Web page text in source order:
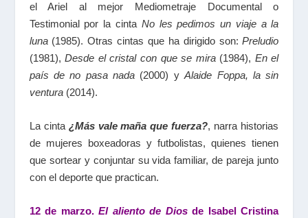
el Ariel al mejor Mediometraje Documental o
Testimonial por la cinta No les pedimos un viaje a la
luna(1985). Otras cintas que ha dirigido son:Preludio
(1981),Desde el cristal con que se mira(1984), En el
país de no pasa nada (2000) yAlaide Foppa, la sin
ventura(2014).
La cinta ¿Más vale maña que fuerza?, narra historias
de mujeres boxeadoras y futbolistas, quienes tienen
que sortear y conjuntar su vida familiar, de pareja junto
con el deporte que practican.
12 de marzo.El aliento de Diosde Isabel Cristina